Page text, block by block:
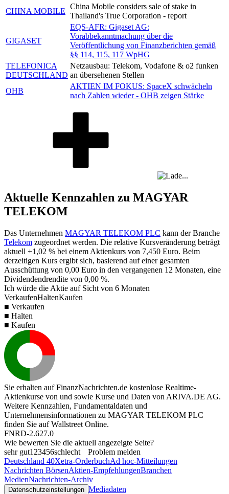
CHINA MOBILE
China Mobile considers sale of stake in
Thailand's True Corporation - report
GIGASET
EQS-AFR: Gigaset AG:
Vorabbekanntmachung über die
Veröffentlichung von Finanzberichten gemäß
§§ 114, 115, 117 WpHG
TELEFONICA
DEUTSCHLAND
Netzausbau: Telekom, Vodafone & o2 funken
an übersehenen Stellen
OHB
AKTIEN IM FOKUS: SpaceX schwächeln
nach Zahlen wieder - OHB zeigen Stärke
Aktuelle Kennzahlen zu MAGYAR
TELEKOM
Das Unternehmen MAGYAR TELEKOM PLC kann der Branche
Telekom zugeordnet werden. Die relative Kursveränderung beträgt
aktuell +1,02 % bei einem Aktienkurs von 7,450 Euro. Beim
derzeitigen Kurs ergibt sich, basierend auf einer gesamten
Ausschüttung von 0,00 Euro in den vergangenen 12 Monaten, eine
Dividendendrendite von 0,00 %.
Ich würde die Aktie auf Sicht von 6 Monaten
VerkaufenHaltenKaufen
■ Verkaufen
■ Halten
■ Kaufen
Sie erhalten auf FinanzNachrichten.de kostenlose Realtime-
Aktienkurse von und sowie Kurse und Daten von ARIVA.DE AG.
Weitere Kennzahlen, Fundamentaldaten und
Unternehmensinformationen zu MAGYAR TELEKOM PLC
finden Sie aufWallstreet Online.
FNRD-2.627.0
Wie bewerten Sie die aktuell angezeigte Seite?
sehr gut1 23456schlecht
Problem melden
Deutschland 40Xetra-OrderbuchAd hoc-Mitteilungen
Nachrichten BörsenAktien-EmpfehlungenBranchen
MedienNachrichten-Archiv
Datenschutzeinstellungen Mediadaten